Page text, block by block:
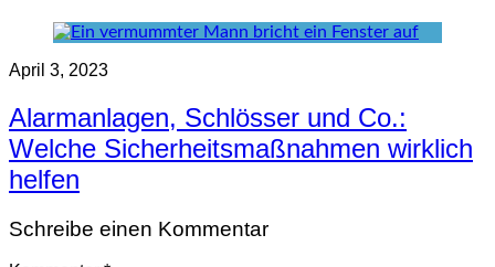
April 3, 2023
Alarmanlagen, Schlösser und Co.:
Welche Sicherheitsmaßnahmen wirklich
helfen
Schreibe einen Kommentar